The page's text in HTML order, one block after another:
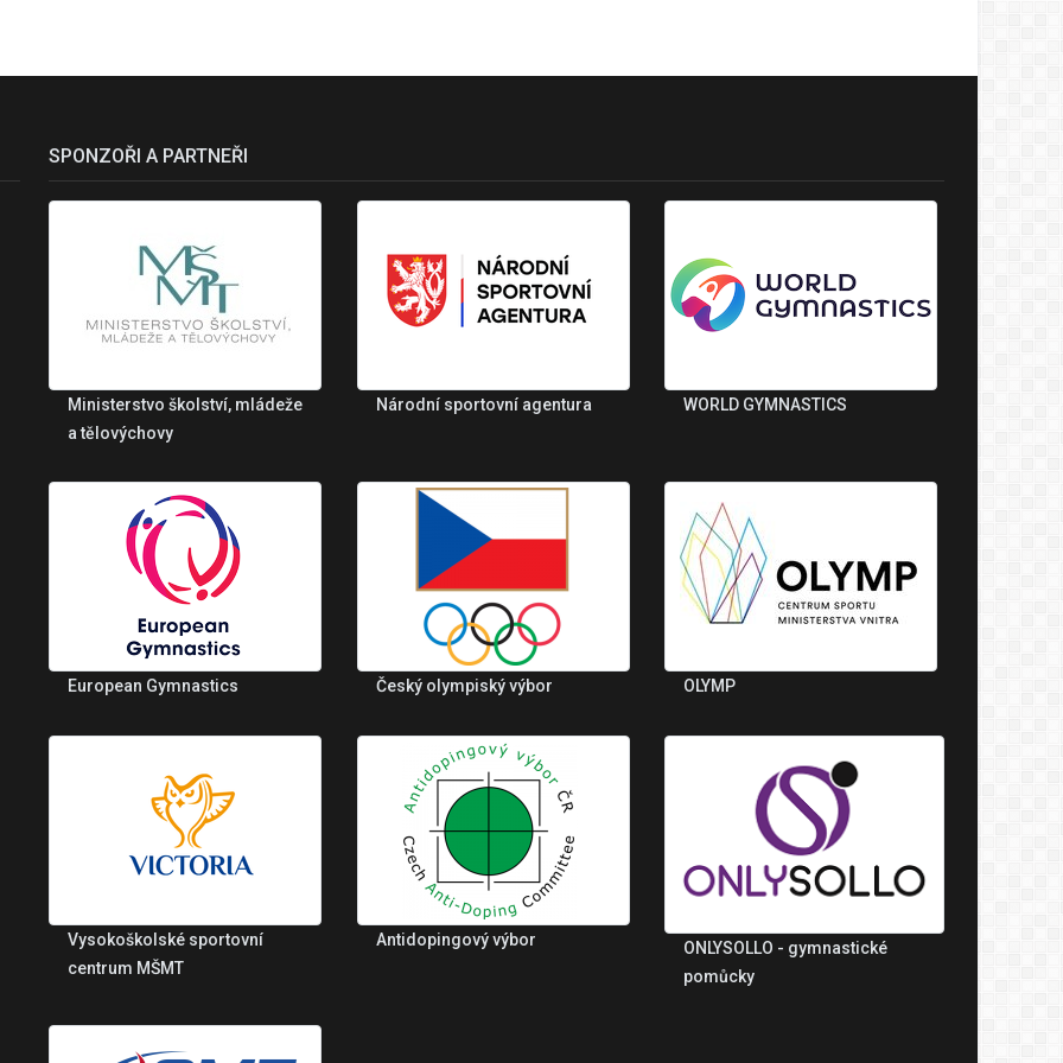
SPONZOŘI A PARTNEŘI
Ministerstvo školství, mládeže
a tělovýchovy
Národní sportovní agentura WORLD GYMNASTICS
European Gymnastics Český olympiský výbor OLYMP
Vysokoškolské sportovní
centrum MŠMT
Antidopingový výbor
ONLYSOLLO - gymnastické
pomůcky